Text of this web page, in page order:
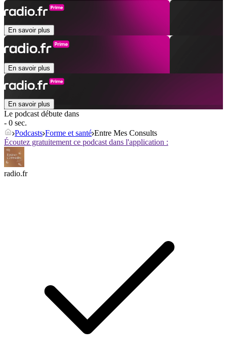
En savoir plus
En savoir plus
En savoir plus
Le podcast débute dans
- 0 sec.
Podcasts Forme et santé Entre Mes Consults
Écoutez gratuitement ce podcast dans l'application :
radio.fr